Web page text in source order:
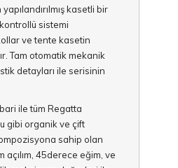
kasetli bir
sistemi
ve tente kasetin
Tam otomatik mekanik
detayları ile serisinin
ile tüm Regatta
gibi organik ve çift
sahip olan
açılım, 45derece eğim, ve